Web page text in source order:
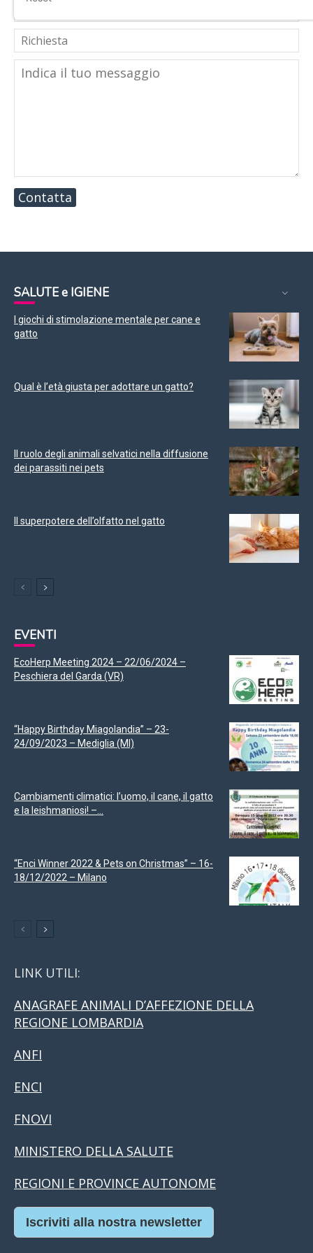
Contatta
SALUTE e IGIENE
I giochi di stimolazione mentale per cane e
gatto
Qual è l’età giusta per adottare un gatto?
Il ruolo degli animali selvatici nella diffusione
dei parassiti nei pets
Il superpotere dell’olfatto nel gatto
EVENTI
EcoHerp Meeting 2024 – 22/06/2024 –
Peschiera del Garda (VR)
“Happy Birthday Miagolandia” – 23-
24/09/2023 – Mediglia (MI)
Cambiamenti climatici: l’uomo, il cane, il gatto
e la leishmaniosi! –...
“Enci Winner 2022 & Pets on Christmas” – 16-
18/12/2022 – Milano
LINK UTILI:
ANAGRAFE ANIMALI D’AFFEZIONE DELLA
REGIONE LOMBARDIA
ANFI
ENCI
FNOVI
MINISTERO DELLA SALUTE
REGIONI E PROVINCE AUTONOME
Iscriviti alla nostra newsletter